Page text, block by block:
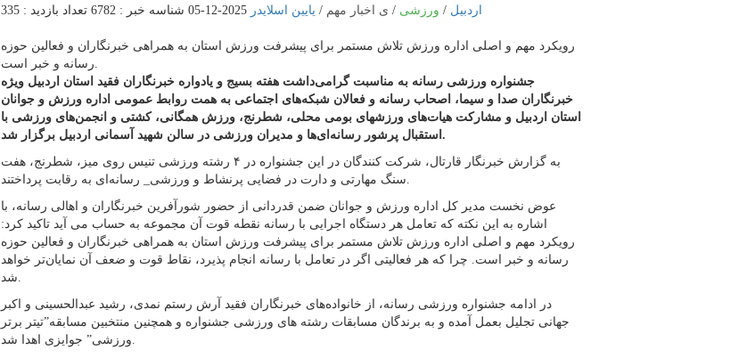
اردبیل / ورزشی / ی اخبار مهم / یایین اسلایدر 2025-12-05 شناسه خبر : 6782 تعداد بازدید : 335
رویکرد مهم و اصلی اداره ورزش تلاش مستمر برای پیشرفت ورزش استان به همراهی خبرنگاران و فعالین حوزه
رسانه و خبر است.
جشنواره ورزشی رسانه به مناسبت گرامی‌داشت هفته بسیج و یادواره خبرنگاران فقید استان اردبیل ویژه
خبرنگاران صدا و سیما، اصحاب رسانه و فعالان شبکه‌های اجتماعی به همت روابط عمومی اداره ورزش و جوانان
استان اردبیل و مشارکت هیات‌های ورزشهای بومی محلی، شطرنج، ورزش همگانی، کشتی و انجمن‌های ورزشی با
استقبال پرشور رسانه‌ای‌ها و مدیران ورزشی در سالن شهید آسمانی اردبیل برگزار شد.
به گزارش خبرنگار قارتال، شرکت کنندگان در این جشنواره در ۴ رشته ورزشی تنیس روی میز، شطرنج، هفت
سنگ مهارتی و دارت در فضایی پرنشاط و ورزشی_ رسانه‌ای به رقابت پرداختند.
عوض نخست مدیر کل اداره ورزش و جوانان ضمن قدردانی از حضور شورآفرین خبرنگاران و اهالی رسانه، با
اشاره به این نکته که تعامل هر دستگاه اجرایی با رسانه نقطه قوت آن مجموعه به حساب می آید تاکید کرد:
رویکرد مهم و اصلی اداره ورزش تلاش مستمر برای پیشرفت ورزش استان به همراهی خبرنگاران و فعالین حوزه
رسانه و خبر است. چرا که هر فعالیتی اگر در تعامل با رسانه انجام پذیرد، نقاط قوت و ضعف آن نمایان‌تر خواهد
شد.
در ادامه جشنواره ورزشی رسانه، از خانواده‌های خبرنگاران فقید آرش رستم نمدی، رشید عبدالحسینی و اکبر
جهانی تجلیل بعمل آمده و به برندگان مسابقات رشته های ورزشی جشنواره و همچنین منتخبین مسابقه”تیتر برتر
ورزشی” جوایزی اهدا شد.